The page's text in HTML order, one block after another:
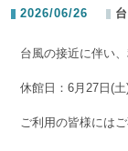
2026/06/26
台風の接近に伴い
休館日：6月27日(土
ご利用の皆様には